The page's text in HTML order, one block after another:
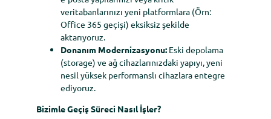
veritabanlarınızı yeni platformlara (Örn:
Office 365 geçişi) eksiksiz şekilde
aktarıyoruz.
Donanım Modernizasyonu:Eski depolama
(storage) ve ağ cihazlarınızdaki yapıyı, yeni
nesil yüksek performanslı cihazlara entegre
ediyoruz.
Bizimle Geçiş Süreci Nasıl İşler?